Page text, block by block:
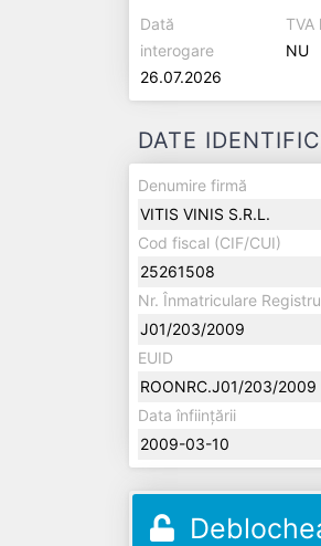
Dată
interogare
26.07.2026
TVA
NU
DATE
Denumire firmă
VITIS VINIS S.R.L.
Cod fiscal (CIF/CUI)
25261508
Nr. Înmatriculare
J01/203/2009
EUID
ROONRC.J01/203/2009
Data înființării
2009-03-10